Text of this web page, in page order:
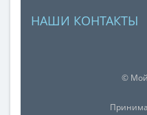
НАШИ КОНТАКТЫ
©